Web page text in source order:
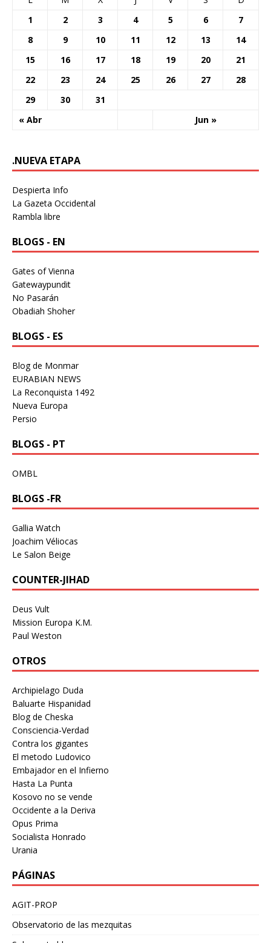
« Abr Jun »
1 2 3 4 5 6
7
8
9 10 11 12 13
14
15
16 17 18 19 20
21
22
23 24 25 26 27
28
29
30 31
.NUEVA ETAPA
Despierta Info
La Gazeta Occidental
Rambla libre
BLOGS - EN
Gates of Vienna
Gatewaypundit
No Pasarán
Obadiah Shoher
BLOGS - ES
Blog de Monmar
EURABIAN NEWS
La Reconquista 1492
Nueva Europa
Persio
BLOGS - PT
OMBL
BLOGS -FR
Gallia Watch
Joachim Véliocas
Le Salon Beige
COUNTER-JIHAD
Deus Vult
Mission Europa K.M.
Paul Weston
OTROS
Archipielago Duda
Baluarte Hispanidad
Blog de Cheska
Consciencia-Verdad
Contra los gigantes
El metodo Ludovico
Embajador en el Infierno
Hasta La Punta
Kosovo no se vende
Occidente a la Deriva
Opus Prima
Socialista Honrado
Urania
PÁGINAS
AGIT-PROP
Observatorio de las mezquitas